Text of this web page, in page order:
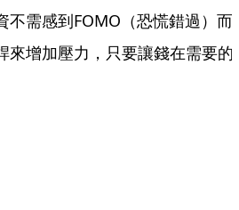
不需感到FOMO（恐慌錯過）而
來增加壓力，只要讓錢在需要的